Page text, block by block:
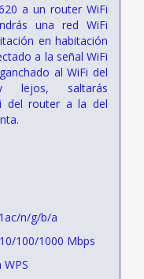
a un router WiFi
una red WiFi
en habitación
a la señal WiFi
al WiFi del
lejos, saltarás
del router a la del
n/g/b/a
100/1000 Mbps